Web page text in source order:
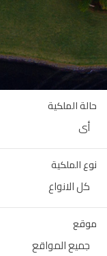
حالة الملكية
أي
نوع الملكية
كل الانواع
موقع
جميع المواقع